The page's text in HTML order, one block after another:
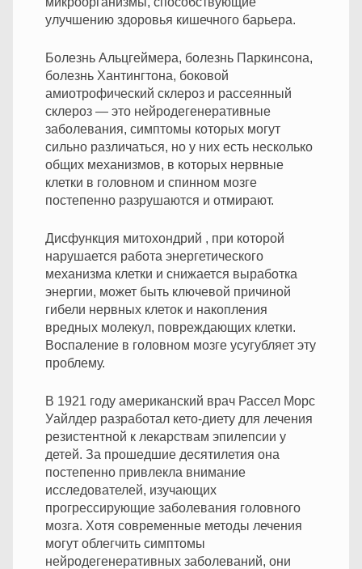
улучшению здоровья кишечного барьера.
Болезнь Альцгеймера, болезнь Паркинсона,
болезнь Хантингтона, боковой
амиотрофический склероз и рассеянный
склероз — это нейродегенеративные
заболевания, симптомы которых могут
сильно различаться, но у них есть несколько
общих механизмов, в которых нервные
клетки в головном и спинном мозге
постепенно разрушаются и отмирают.
Дисфункция митохондрий , при которой
нарушается работа энергетического
механизма клетки и снижается выработка
энергии, может быть ключевой причиной
гибели нервных клеток и накопления
вредных молекул, повреждающих клетки.
Воспаление в головном мозге усугубляет эту
проблему.
В 1921 году американский врач Рассел Морс
Уайлдер разработал кето-диету для лечения
резистентной к лекарствам эпилепсии у
детей. За прошедшие десятилетия она
постепенно привлекла внимание
исследователей, изучающих
прогрессирующие заболевания головного
мозга. Хотя современные методы лечения
могут облегчить симптомы
нейродегенеративных заболеваний, они